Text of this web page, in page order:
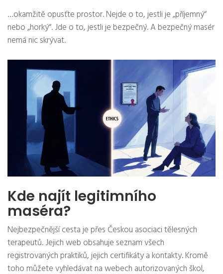
…okamžitě opusťte prostor. Nejde o to, jestli je „příjemný“
nebo „horký“. Jde o to, jestli je bezpečný. A bezpečný masér
nemá nic skrývat.
Kde najít legitimního
maséra?
Nejbezpečnější cesta je přes Českou asociaci tělesných
terapeutů. Jejich web obsahuje seznam všech
registrovaných praktiků, jejich certifikáty a kontakty. Kromě
toho můžete vyhledávat na webech autorizovaných škol,